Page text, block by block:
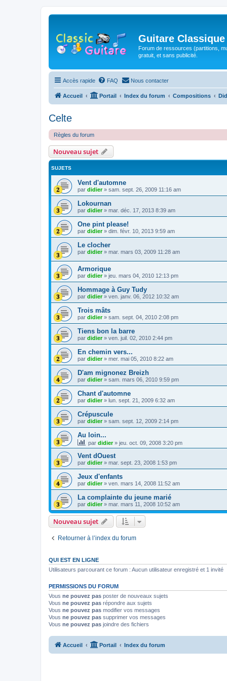
Guitare Classique
Forum de ressources (partitions,
gratuit, et sans publicité.
Accès rapide FAQ Nous contacter
Accueil Portail Index du forum Compositions
Celte
Règles du forum
Nouveau sujet
SUJETS
Vent d'automne
par didier» sam. sept. 26, 2009 11:16 am
Lokournan
par didier» mar. déc. 17, 2013 8:39 am
One pint please!
par didier» dim. févr. 10, 2013 9:59 am
Le clocher
par didier» mar. mars 03, 2009 11:28 am
Armorique
par didier» jeu. mars 04, 2010 12:13 pm
Hommage à Guy Tudy
par didier» ven. janv. 06, 2012 10:32 am
Trois mâts
par didier» sam. sept. 04, 2010 2:08 pm
Tiens bon la barre
par didier» ven. juil. 02, 2010 2:44 pm
En chemin vers...
par didier» mer. mai 05, 2010 8:22 am
D'am mignonez Breizh
par didier» sam. mars 06, 2010 9:59 pm
Chant d'automne
par didier» lun. sept. 21, 2009 6:32 am
Crépuscule
par didier» sam. sept. 12, 2009 2:14 pm
Au loin...
par didier» jeu. oct. 09, 2008 3:20 pm
Vent dOuest
par didier» mar. sept. 23, 2008 1:53 pm
Jeux d'enfants
par didier» ven. mars 14, 2008 11:52 am
La complainte du jeune marié
par didier» mar. mars 11, 2008 10:52 am
Nouveau sujet
Retourner à l’index du forum
QUI EST EN LIGNE
Utilisateurs parcourant ce forum : Aucun utilisateur enregistré et 1 invité
PERMISSIONS DU FORUM
Vous ne pouvez pas poster de nouveaux sujets
Vous ne pouvez pas répondre aux sujets
Vous ne pouvez pas modifier vos messages
Vous ne pouvez pas supprimer vos messages
Vous ne pouvez pas joindre des fichiers
Accueil Portail Index du forum